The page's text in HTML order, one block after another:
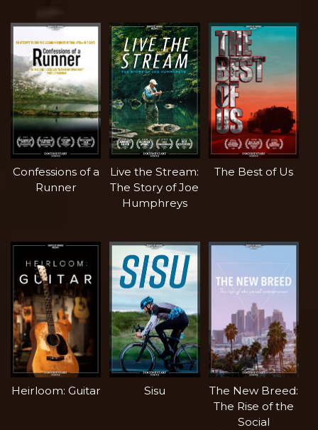
Confessions of a
Runner
Live the Stream:
The Story of Joe
Humphreys
The Best of Us
Heirloom: Guitar Sisu
The New Breed:
The Rise of the
Social